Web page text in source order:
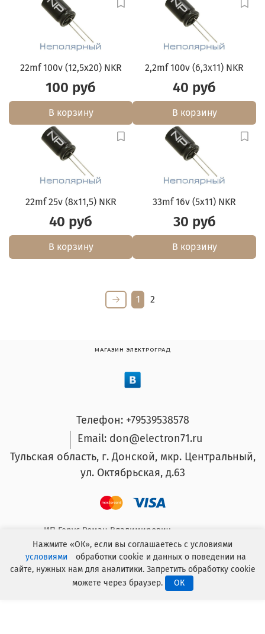
22mf 100v (12,5x20) NKR
100 руб
В корзину
2,2mf 100v (6,3x11) NKR
40 руб
В корзину
22mf 25v (8x11,5) NKR
40 руб
В корзину
33mf 16v (5x11) NKR
30 руб
В корзину
1 2
Телефон: +79539538578
Email: don@electron71.ru
Тульская область, г. Донской, мкр. Центральный,
ул. Октябрьская, д.63
МАГАЗИН ЭЛЕКТРОГРАД
ИП Герус Роман Владимирович.
ОГРНИП: 304714932300026 ИНН: 711400010184
Интернет магазин создан F_Mulder в 2021 году
Нажмите «ОК», если вы соглашаетесь с условиями
условиями
обработки cookie и данных о поведении на
сайте, нужных нам для аналитики. Запретить обработку cookie
можете через браузер.
ОК